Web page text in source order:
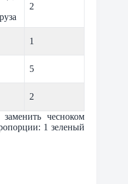
2
1
5
2
чесноком
1 зеленый